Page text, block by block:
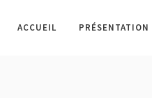
ACCUEIL PRÉSENTATION